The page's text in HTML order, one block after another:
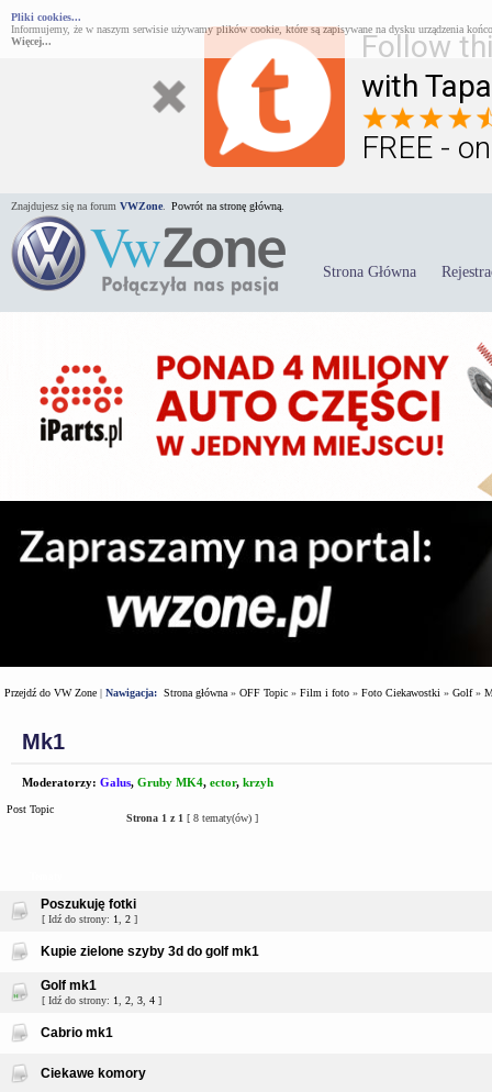
Follow
with
FREE -
Pliki cookies...
Informujemy, że w naszym serwisie używamy plików cookie, które są zapisywane na dysku urządzenia
Więcej...
Znajdujesz się na forum VWZone Powrót na stronę główną.
Strona Główna
Przejdź do VW Zone | Nawigacja: Strona główna » OFF Topic » Film i foto » Foto Ciekawostki » Golf»
Mk1
Moderatorzy: Galus, Gruby MK4, ector, krzyh
Post Topic
Strona 1 z 1 [ 8 tematy(ów) ]
Poszukuję fotki
[ Idź do strony: 1 2 ]
Kupie zielone szyby 3d do golf mk1
Golf mk1
[ Idź do strony: 1 2 3 4 ]
Cabrio mk1
Ciekawe komory